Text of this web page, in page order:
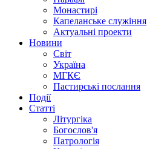
Монастирі
Капеланське служіння
Актуальні проекти
Новини
Світ
Україна
МГКЄ
Пастирські послання
Події
Статті
Літургіка
Богослов'я
Патрологія